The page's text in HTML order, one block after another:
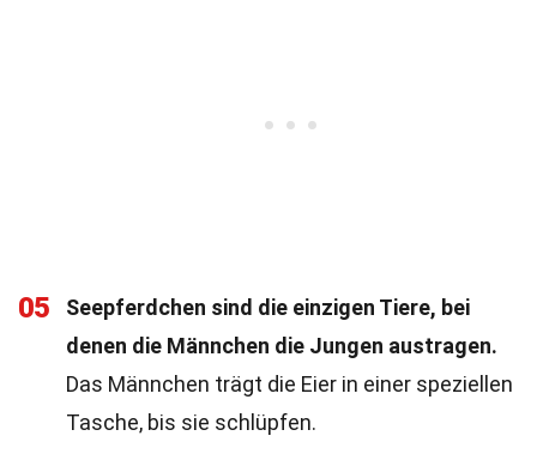
05
Seepferdchen sind die einzigen Tiere, bei
denen die Männchen die Jungen austragen.
Das Männchen trägt die Eier in einer speziellen
Tasche, bis sie schlüpfen.